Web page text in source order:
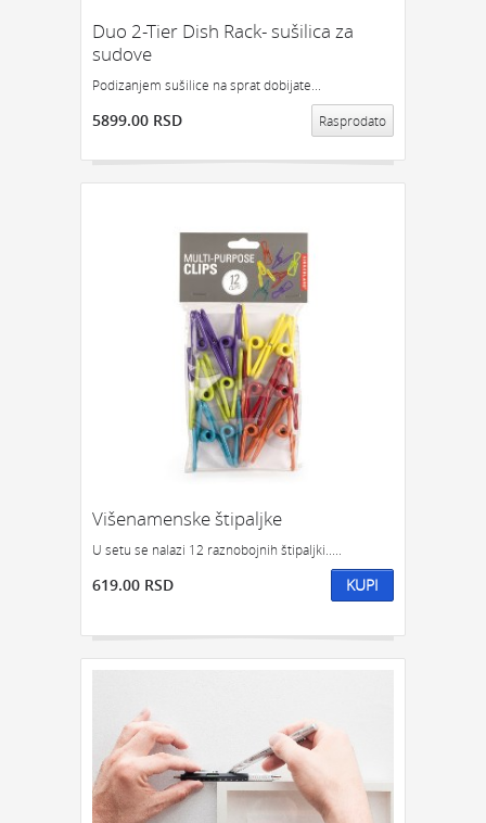
Duo 2-Tier Dish Rack- sušilica za
sudove
Podizanjem sušilice na sprat dobijate...
5899.00 RSD Rasprodato
Višenamenske štipaljke
U setu se nalazi 12 raznobojnih štipaljki.....
619.00 RSD KUPI